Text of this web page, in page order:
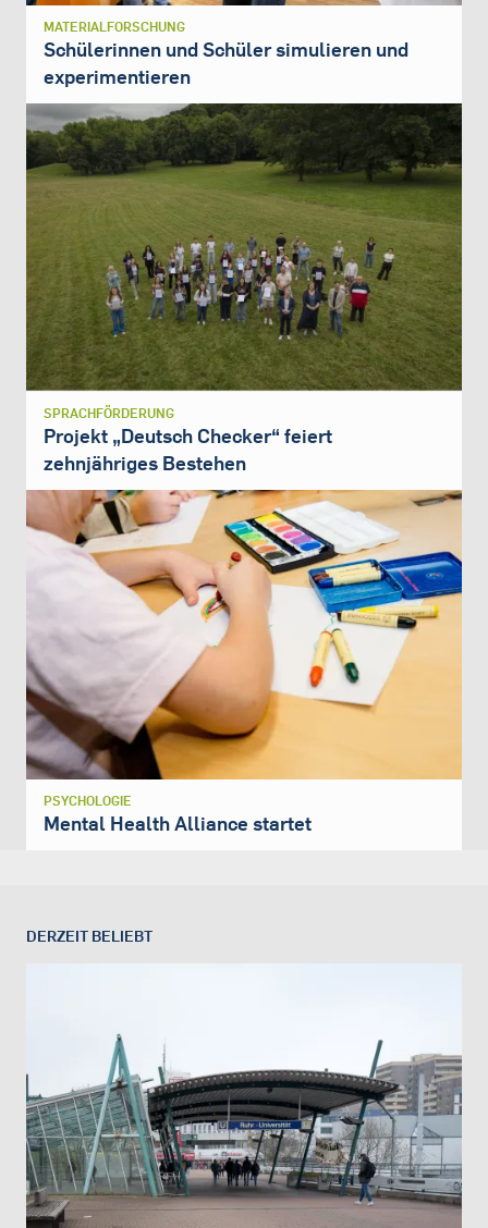
MATERIALFORSCHUNG
Schülerinnen und Schüler simulieren und
experimentieren
SPRACHFÖRDERUNG
Projekt „Deutsch Checker“ feiert
zehnjähriges Bestehen
PSYCHOLOGIE
Mental Health Alliance startet
DERZEIT BELIEBT